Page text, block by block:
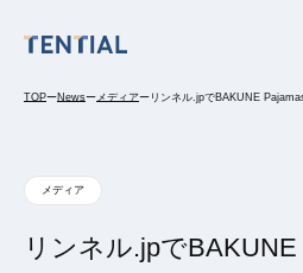
TOPーNewsーメディアー リンネル.jpでBAKUNE
メディア
リンネル.jpで